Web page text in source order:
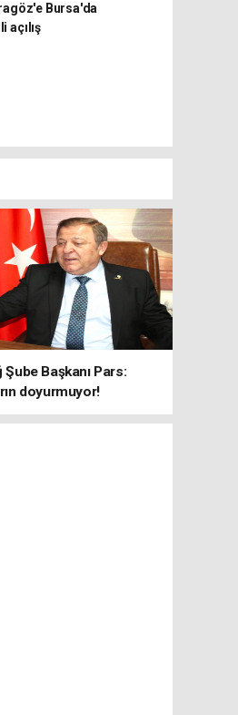
Bursa'da
açılış
Şube Başkanı Pars:
doyurmuyor!